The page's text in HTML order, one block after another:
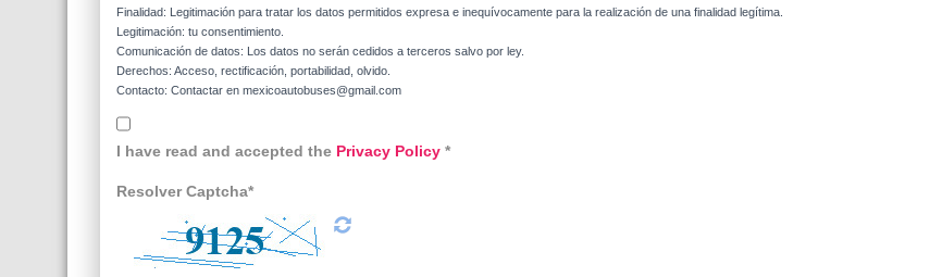
Finalidad: Legitimación para tratar los datos permitidos expresa e inequívocamente para la realización de una finalidad legítima.
Legitimación: tu consentimiento.
Comunicación de datos: Los datos no serán cedidos a terceros salvo por ley.
Derechos: Acceso, rectificación, portabilidad, olvido.
Contacto: Contactar en mexicoautobuses@gmail.com
I have read and accepted the Privacy Policy *
Resolver Captcha*